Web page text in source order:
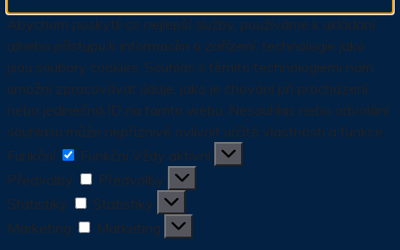
Abychom poskytli co nejlepší služby, používáme k ukládání
a/nebo přístupu k informacím o zařízení, technologie jako
jsou soubory cookies. Souhlas s těmito technologiemi nám
umožní zpracovávat údaje, jako je chování při procházení
nebo jedinečná ID na tomto webu. Nesouhlas nebo odvolání
souhlasu může nepříznivě ovlivnit určité vlastnosti a funkce.
Funkční
Funkční Vždy aktivní
Předvolby
Předvolby
Statistiky
Statistiky
Marketing
Marketing